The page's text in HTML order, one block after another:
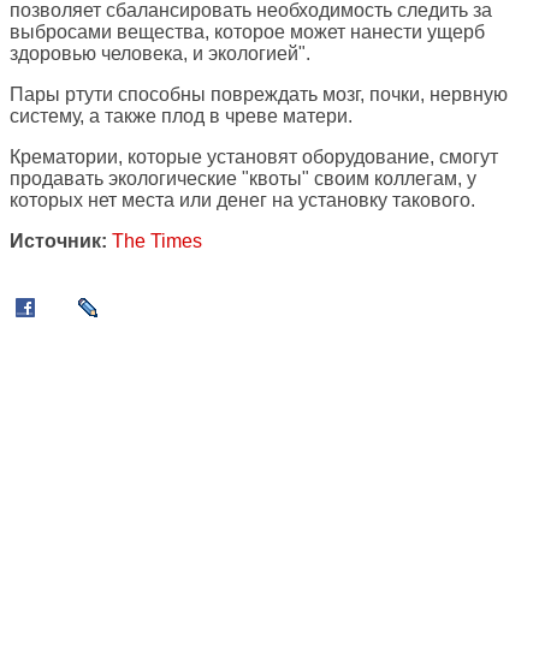
позволяет сбалансировать необходимость следить за
выбросами вещества, которое может нанести ущерб
здоровью человека, и экологией".
Пары ртути способны повреждать мозг, почки, нервную
систему, а также плод в чреве матери.
Крематории, которые установят оборудование, смогут
продавать экологические "квоты" своим коллегам, у
которых нет места или денег на установку такового.
Источник: The Times